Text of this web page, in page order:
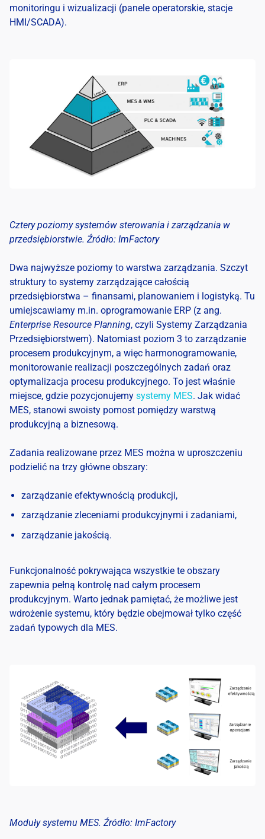
monitoringu i wizualizacji (panele operatorskie, stacje
HMI/SCADA).
Cztery poziomy systemów sterowania i zarządzania w
przedsiębiorstwie. Źródło: ImFactory
Dwa najwyższe poziomy to warstwa zarządzania. Szczyt
struktury to systemy zarządzające całością
przedsiębiorstwa – finansami, planowaniem i logistyką. Tu
umiejscawiamy m.in. oprogramowanie ERP (z ang.
Enterprise Resource Planning, czyli Systemy Zarządzania
Przedsiębiorstwem). Natomiast poziom 3 to zarządzanie
procesem produkcyjnym, a więc harmonogramowanie,
monitorowanie realizacji poszczególnych zadań oraz
optymalizacja procesu produkcyjnego. To jest właśnie
miejsce, gdzie pozycjonujemy systemy MES. Jak widać
MES, stanowi swoisty pomost pomiędzy warstwą
produkcyjną a biznesową.
Zadania realizowane przez MES można w uproszczeniu
podzielić na trzy główne obszary:
zarządzanie efektywnością produkcji,
zarządzanie zleceniami produkcyjnymi i zadaniami,
zarządzanie jakością.
Funkcjonalność pokrywająca wszystkie te obszary
zapewnia pełną kontrolę nad całym procesem
produkcyjnym. Warto jednak pamiętać, że możliwe jest
wdrożenie systemu, który będzie obejmował tylko część
zadań typowych dla MES.
Moduły systemu MES. Źródło: ImFactory